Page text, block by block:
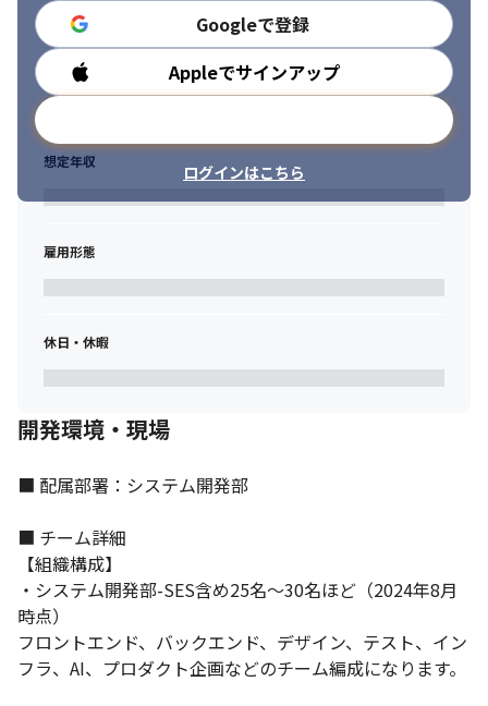
Googleで登録
Appleでサインアップ
ログインはこちら
勤務時間
想定年収
雇用形態
休日・休暇
開発環境・現場
■ 配属部署：システム開発部
■ チーム詳細
【組織構成】
・システム開発部-SES含め25名～30名ほど（2024年8月
時点）
フロントエンド、バックエンド、デザイン、テスト、イン
フラ、AI、プロダクト企画などのチーム編成になります。